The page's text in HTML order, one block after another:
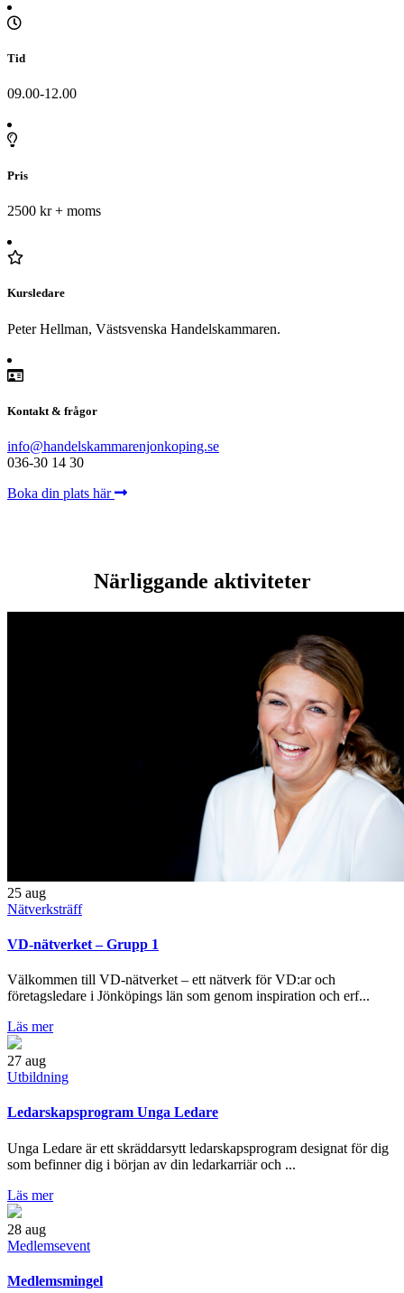
Tid
09.00-12.00
Pris
2500 kr + moms
Kursledare
Peter Hellman, Västsvenska Handelskammaren.
Kontakt & frågor
info@handelskammarenjonkoping.se
036-30 14 30
Boka din plats här
Närliggande aktiviteter
25 aug
Nätverksträff
VD-nätverket – Grupp 1
Välkommen till VD-nätverket – ett nätverk för VD:ar och
företagsledare i Jönköpings län som genom inspiration och erf...
Läs mer
27 aug
Utbildning
Ledarskapsprogram Unga Ledare
Unga Ledare är ett skräddarsytt ledarskapsprogram designat för dig
som befinner dig i början av din ledarkarriär och ...
Läs mer
28 aug
Medlemsevent
Medlemsmingel